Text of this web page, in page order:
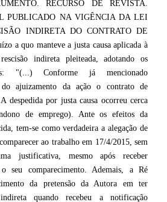
RECURSO DE REVISTA.
PUBLICADO NA VIGÊNCIA DA LEI
INDIRETA DO CONTRATO DE
a quo manteve a justa causa aplicada à
indireta pleiteada, adotando os
"(...) Conforme já mencionado
do ajuizamento da ação o contrato de
despedida por justa causa ocorreu cerca
de emprego). Ante os efeitos da
tem-se como verdadeira a alegação de
ao trabalho em 17/4/2015, sem
justificativa, mesmo após receber
o seu comparecimento. Ademais, a Ré
da pretensão da Autora em ter
quando recebeu a notificação